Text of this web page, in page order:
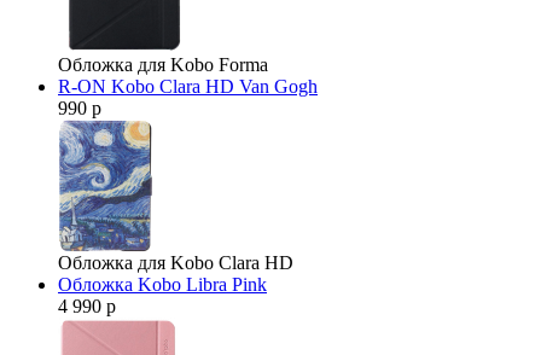
Обложка для Kobo Forma
R-ON Kobo Clara HD Van Gogh
990 р
Обложка для Kobo Clara HD
Обложка Kobo Libra Pink
4 990 р